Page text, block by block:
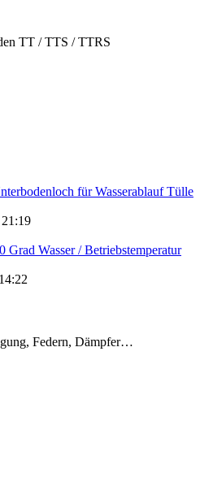
TT / TTS / TTRS
für Wasserablauf Tülle
Grad Wasser / Betriebstemperatur
Federn, Dämpfer…